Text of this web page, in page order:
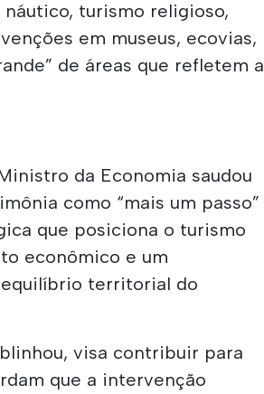
turismo religioso,
em museus, ecovias,
de áreas que refletem a
da Economia saudou
como “mais um passo”
que posiciona o turismo
econômico e um
territorial do
visa contribuir para
que a intervenção